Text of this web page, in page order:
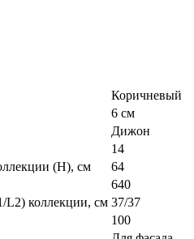
Коричневый
6 см
Дижон
14
(H), см
64
640
L2) коллекции, см 37/37
100